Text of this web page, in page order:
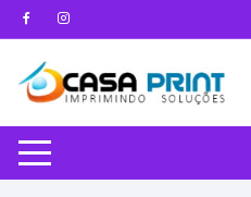
Pular
para
conteúdo